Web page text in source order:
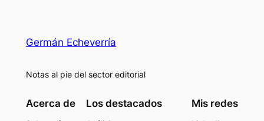
Germán Echeverría
Notas al pie del sector editorial
Acerca de Los destacados Mis redes